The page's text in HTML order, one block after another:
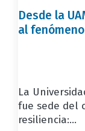
Desde la
al
La
fue sede del
resiliencia:...